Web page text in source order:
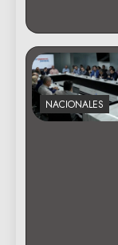
NACIONALES